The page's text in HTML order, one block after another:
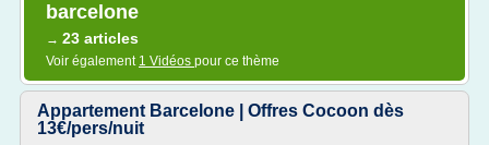
barcelone
→ 23 articles
Voir également 1 Vidéos pour ce thème
Appartement Barcelone | Offres Cocoon dès
13€/pers/nuit